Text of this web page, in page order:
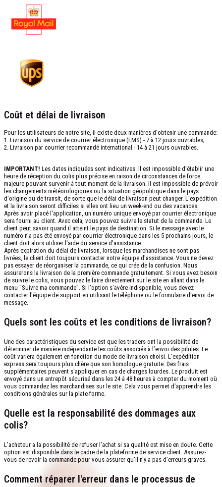
Coût et délai de livraison
Pour les utilisateurs de notre site, il existe deux manières d'obtenir une commande:
1. Livraison du service de courrier électronique (EMS) - 7 à 12 jours ouvrables;
2. Livraison par courrier recommandé international - 14 à 21 jours ouvrables.
IMPORTANT! Les dates indiquées sont indicatives. Il est impossible d’établir une
heure de réception du colis plus précise en raison de circonstances de force
majeure pouvant survenir à tout moment de la livraison. Il est impossible de prévoir
les changements météorologiques ou la situation géopolitique dans le pays
d'origine ou de transit, de sorte que le délai de livraison peut changer. L'expédition
et la livraison seront difficiles si elles ont lieu un week-end ou des vacances.
Après avoir placé l'application, un numéro unique envoyé par courrier électronique
sera fourni au client. Avec cela, vous pouvez suivre le statut de la commande. Le
client peut savoir quand il atteint le pays de destination. Si le message avec le
numéro n'a pas été envoyé par courrier électronique dans les 5 prochains jours, le
client doit alors utiliser l'aide du service d'assistance.
Après expiration du délai de livraison, lorsque les marchandises ne sont pas
livrées, le client doit toujours contacter notre équipe d'assistance. Vous ne devez
pas essayer de réorganiser la commande, ce qui crée de la confusion. Nous
assurerons la livraison de la première commande gratuitement. Si vous avez besoin
de suivre le colis, vous pouvez le faire directement sur le site en allant dans le
menu "Suivre ma commande". Si l'option s'avère indisponible, vous devez
contacter l'équipe de support en utilisant le téléphone ou le formulaire d'envoi de
message.
Quels sont les coûts et les conditions de livraison?
Une des caractéristiques du service est que les traders ont la possibilité de
déterminer de manière indépendante les coûts associés à l’envoi des pilules. Le
coût variera également en fonction du mode de livraison choisi. L'expédition
express sera toujours plus chère que son homologue gratuite. Des frais
supplémentaires peuvent s'appliquer en cas de charges lourdes. Le produit est
envoyé dans un entrepôt sécurisé dans les 24 à 48 heures à compter du moment où
vous commandez les marchandises sur le site. Cela vous permet d'apprendre les
conditions générales sur la plate-forme.
Quelle est la responsabilité des dommages aux
colis?
L'acheteur a la possibilité de refuser l'achat si sa qualité est mise en doute. Cette
option est disponible dans le cadre de la plateforme de service client. Assurez-
vous de revoir la commande pour vous assurer qu'il n'y a pas d'erreurs graves.
Comment réparer l'erreur dans le processus de